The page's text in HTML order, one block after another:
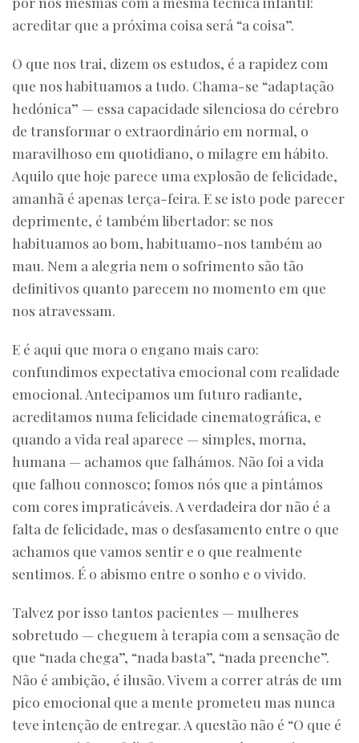
acreditar que a próxima coisa será “a coisa”.
O que nos trai, dizem os estudos, é a rapidez com
que nos habituamos a tudo. Chama-se “adaptação
hedónica” — essa capacidade silenciosa do cérebro
de transformar o extraordinário em normal, o
maravilhoso em quotidiano, o milagre em hábito.
Aquilo que hoje parece uma explosão de felicidade,
amanhã é apenas terça-feira. E se isto pode parecer
deprimente, é também libertador: se nos
habituamos ao bom, habituamo-nos também ao
mau. Nem a alegria nem o sofrimento são tão
definitivos quanto parecem no momento em que
nos atravessam.
E é aqui que mora o engano mais caro:
confundimos expectativa emocional com realidade
emocional. Antecipamos um futuro radiante,
acreditamos numa felicidade cinematográfica, e
quando a vida real aparece — simples, morna,
humana — achamos que falhámos. Não foi a vida
que falhou connosco; fomos nós que a pintámos
com cores impraticáveis. A verdadeira dor não é a
falta de felicidade, mas o desfasamento entre o que
achamos que vamos sentir e o que realmente
sentimos. É o abismo entre o sonho e o vivido.
Talvez por isso tantos pacientes — mulheres
sobretudo — cheguem à terapia com a sensação de
que “nada chega”, “nada basta”, “nada preenche”.
Não é ambição, é ilusão. Vivem a correr atrás de um
pico emocional que a mente prometeu mas nunca
teve intenção de entregar. A questão não é “O que é